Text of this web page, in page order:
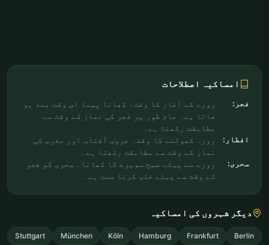
امساکیہ اصطلاحات
فجر:
روزے کے آغاز کا وقت۔ کھانا پینا اس وقت بند ہو
جاتا ہے۔ عام طور پر فجر کی نماز کے وقت سے
مطابقت رکھتا ہے۔
افطار:
روزہ کھولنے کا وقت۔ غروب آفتاب اور مغرب کی
نماز کے وقت سے مطابقت رکھتا ہے۔
سحری:
روزے سے پہلے صبح سویرے کا کھانا۔ سحری کو فجر
کے وقت سے پہلے ختم کرنا سنت ہے۔
دیگر شہروں کی امساکیہ
Berlin
Frankfurt
Hamburg
Köln
München
Stuttgart